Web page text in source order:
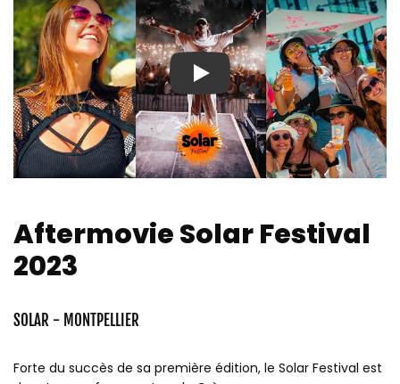
Play
Aftermovie Solar Festival
2023
SOLAR - MONTPELLIER
Forte du succès de sa première édition, le Solar Festival est